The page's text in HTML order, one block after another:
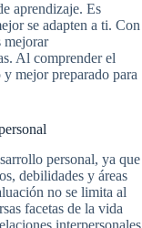
aprendizaje. Es
se adapten a ti. Con
mejorar
Al comprender el
y mejor preparado para
personal, ya que
debilidades y áreas
no se limita al
facetas de la vida
interpersonales